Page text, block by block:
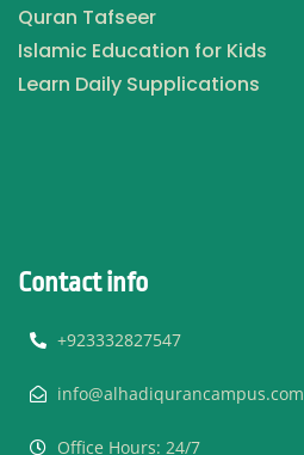
Quran Tafseer
Islamic Education for Kids
Learn Daily Supplications
Contact info
+923332827547
info@alhadiqurancampus.com
Office Hours: 24/7